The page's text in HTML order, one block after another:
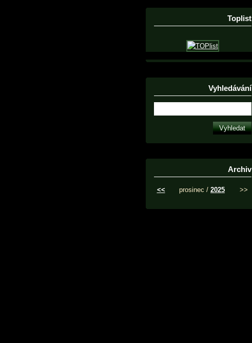
Toplist
Vyhledávání
Archiv
<< prosinec / 2025 >>